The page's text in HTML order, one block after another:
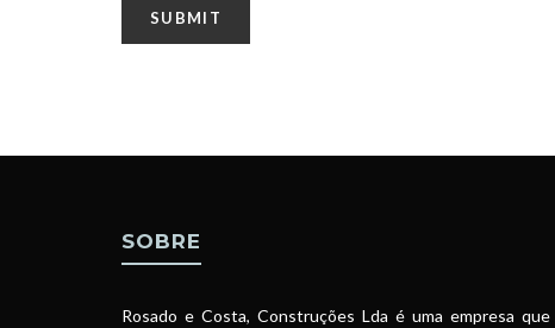
SOBRE
Rosado e Costa, Construções Lda é uma empresa que